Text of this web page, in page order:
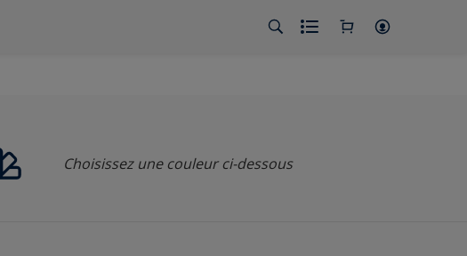
Choisissez une couleur ci-dessous